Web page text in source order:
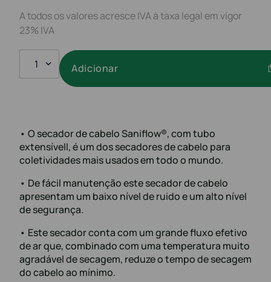
A todos os valores acresce IVA à taxa legal em vigor
23% IVA
1 Adicionar
• O secador de cabelo Saniflow®, com tubo
extensívell, é um dos secadores de cabelo para
coletividades mais usados em todo o mundo.
• De fácil manutenção este secador de cabelo
apresentam um baixo nível de ruido e um alto nível
de segurança.
• Este secador conta com um grande fluxo efetivo
de ar que, combinado com uma temperatura muito
agradável de secagem, reduze o tempo de secagem
do cabelo ao mínimo.